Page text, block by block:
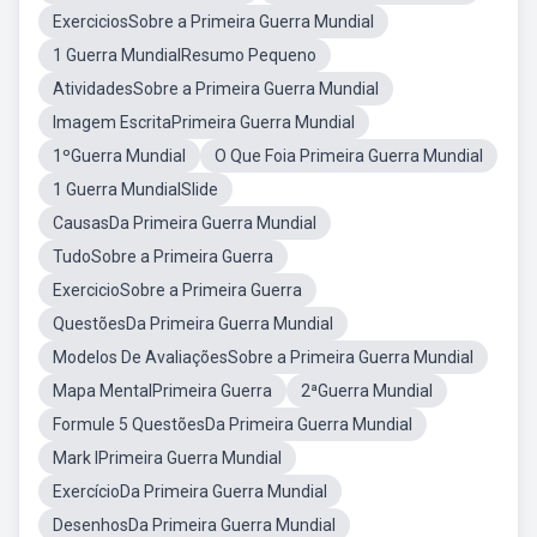
ExerciciosSobre a Primeira Guerra Mundial
1 Guerra MundialResumo Pequeno
AtividadesSobre a Primeira Guerra Mundial
Imagem EscritaPrimeira Guerra Mundial
1ºGuerra Mundial
O Que Foia Primeira Guerra Mundial
1 Guerra MundialSlide
CausasDa Primeira Guerra Mundial
TudoSobre a Primeira Guerra
ExercicioSobre a Primeira Guerra
QuestõesDa Primeira Guerra Mundial
Modelos De AvaliaçõesSobre a Primeira Guerra Mundial
Mapa MentalPrimeira Guerra
2ªGuerra Mundial
Formule 5 QuestõesDa Primeira Guerra Mundial
Mark IPrimeira Guerra Mundial
ExercícioDa Primeira Guerra Mundial
DesenhosDa Primeira Guerra Mundial